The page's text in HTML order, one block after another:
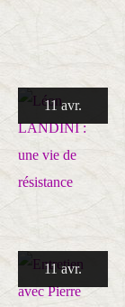
11 avr.
11 avr.